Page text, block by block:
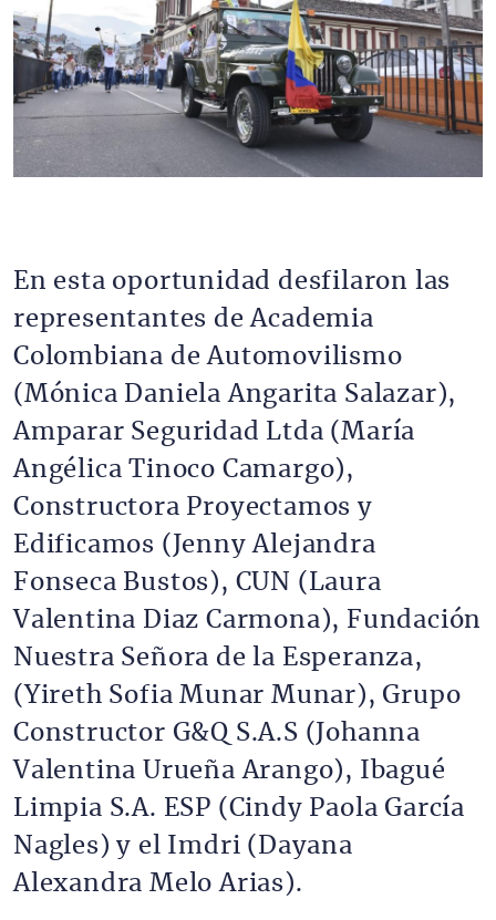
En esta oportunidad desfilaron las
representantes de Academia
Colombiana de Automovilismo
(Mónica Daniela Angarita Salazar),
Amparar Seguridad Ltda (María
Angélica Tinoco Camargo),
Constructora Proyectamos y
Edificamos (Jenny Alejandra
Fonseca Bustos), CUN (Laura
Valentina Diaz Carmona), Fundación
Nuestra Señora de la Esperanza,
(Yireth Sofia Munar Munar), Grupo
Constructor G&Q S.A.S (Johanna
Valentina Urueña Arango), Ibagué
Limpia S.A. ESP (Cindy Paola García
Nagles) y el Imdri (Dayana
Alexandra Melo Arias).